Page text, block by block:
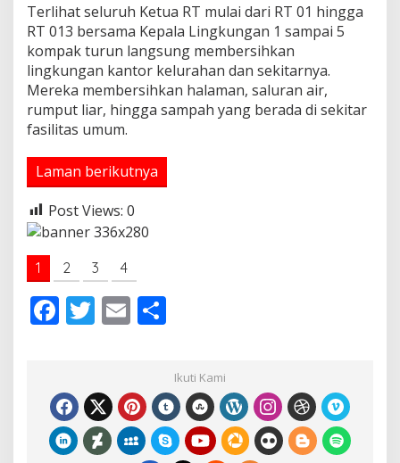
Terlihat seluruh Ketua RT mulai dari RT 01 hingga
RT 013 bersama Kepala Lingkungan 1 sampai 5
kompak turun langsung membersihkan
lingkungan kantor kelurahan dan sekitarnya.
Mereka membersihkan halaman, saluran air,
rumput liar, hingga sampah yang berada di sekitar
fasilitas umum.
Laman berikutnya
Post Views: 0
1 2 3 4
F
b
o
o
T
er
E
l
ar
eIkuti Kami